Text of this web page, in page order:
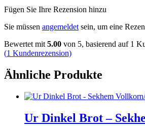
Fügen Sie Ihre Rezension hinzu
Sie müssen angemeldet sein, um eine
Bewertet mit 5.00 von 5, basierend auf 1
(1 Kundenrezension)
Ähnliche Produkte
Ur Dinkel Brot –